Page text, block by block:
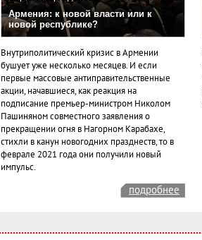
Армения: к новой власти или к
новой республике?
Внутриполитический кризис в Армении
бушует уже несколько месяцев. И если
первые массовые антиправительственные
акции, начавшиеся, как реакция на
подписание премьер-министром Николом
Пашиняном совместного заявления о
прекращении огня в Нагорном Карабахе,
стихли в канун новогодних празднеств, то в
феврале 2021 года они получили новый
импульс.
подробнее